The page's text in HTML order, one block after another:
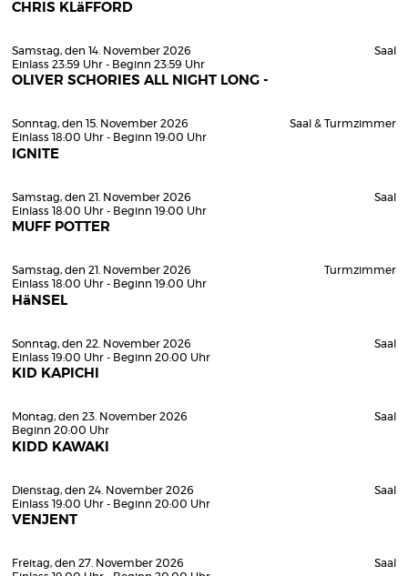
CHRIS KLäFFORD
Samstag, den 14. November 2026
Einlass 23:59 Uhr - Beginn 23:59 Uhr
OLIVER SCHORIES ALL NIGHT LONG -
Saal
Sonntag, den 15. November 2026
Einlass 18:00 Uhr - Beginn 19:00 Uhr
IGNITE
Saal & Turmzimmer
Samstag, den 21. November 2026
Einlass 18:00 Uhr - Beginn 19:00 Uhr
MUFF POTTER
Saal
Samstag, den 21. November 2026
Einlass 18:00 Uhr - Beginn 19:00 Uhr
HäNSEL
Turmzimmer
Sonntag, den 22. November 2026
Einlass 19:00 Uhr - Beginn 20:00 Uhr
KID KAPICHI
Saal
Montag, den 23. November 2026
Beginn 20:00 Uhr
KIDD KAWAKI
Saal
Dienstag, den 24. November 2026
Einlass 19:00 Uhr - Beginn 20:00 Uhr
VENJENT
Saal
Freitag, den 27. November 2026
Saal